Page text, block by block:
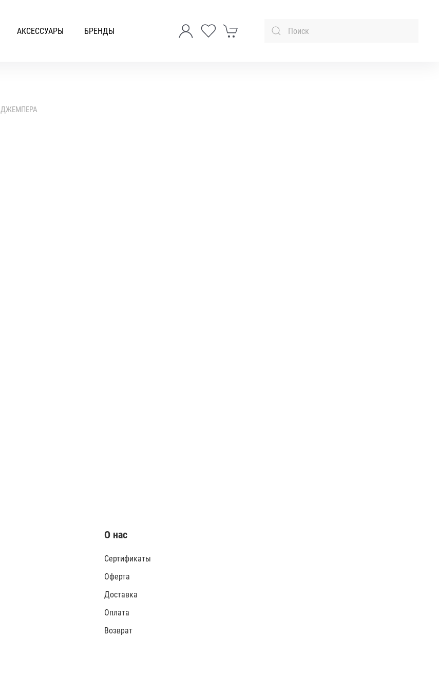
АКСЕССУАРЫ БРЕНДЫ
ДЖЕМПЕРА
О нас
Сертификаты
Оферта
Доставка
Оплата
Возврат